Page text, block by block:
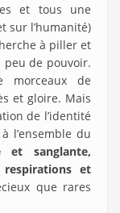
et tous une
sur l’humanité)
à piller et
peu de pouvoir.
morceaux de
et gloire. Mais
de l’identité
l’ensemble du
et sanglante,
et
que rares